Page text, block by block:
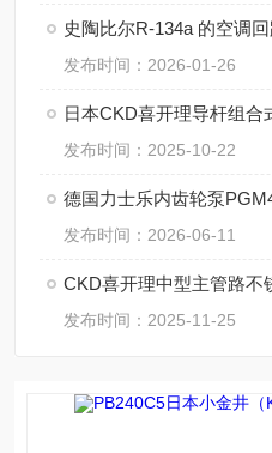
发布时间：2026-01-26
发布时间：2025-10-22
发布时间：2026-06-11
CKD喜开理中型主管路不
发布时间：2025-11-25